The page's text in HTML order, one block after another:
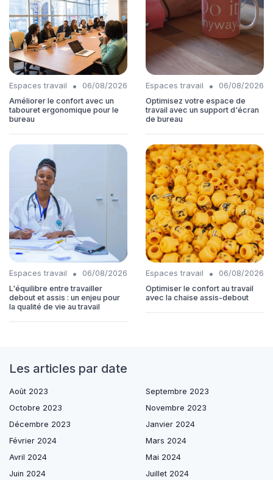
Espaces travail •
06/08/2026
Améliorer le confort avec un
tabouret ergonomique pour le
bureau
Espaces travail •
06/08/2026
Optimisez votre espace de
travail avec un support d'écran
de bureau
Espaces travail •
06/08/2026
L'équilibre entre travailler
debout et assis : un enjeu pour
la qualité de vie au travail
Espaces travail •
06/08/2026
Optimiser le confort au travail
avec la chaise assis-debout
Les articles par date
Août 2023
Septembre 2023
Octobre 2023
Novembre 2023
Décembre 2023
Janvier 2024
Février 2024
Mars 2024
Avril 2024
Mai 2024
Juin 2024
Juillet 2024